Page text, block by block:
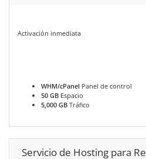
Activación inmediata
WHM/cPanel Panel de control
50 GB Espacio
5,000 GB Tráfico
Servicio de Hosting para